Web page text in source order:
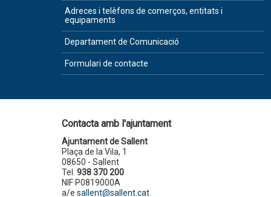
Adreces i telèfons de comerços, entitats i
equipaments
Departament de Comunicació
Formulari de contacte
Contacta amb l'ajuntament
Ajuntament de Sallent
Plaça de la Vila, 1
08650 - Sallent
Tel. 938 370 200
NIF P0819000A
a/e sallent@sallent.cat